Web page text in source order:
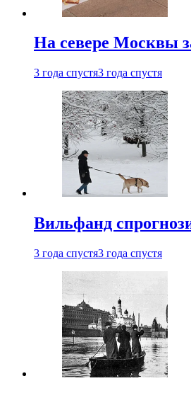
На севере Москвы
3 года спустя3 года спустя
Вильфанд
3 года спустя3 года спустя